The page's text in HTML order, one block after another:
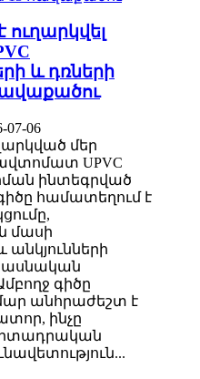
և դռների
07-06
մեր
UPVC
ինտեգրված
համատեղում է
մասի
գիծը
անհրաժեշտ է
ինչը